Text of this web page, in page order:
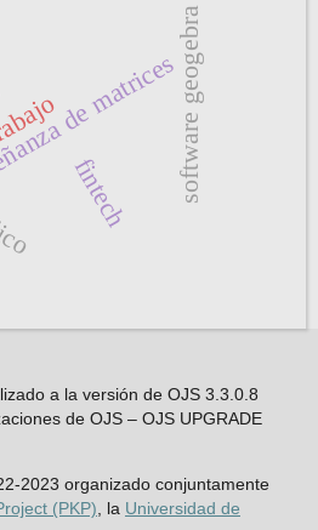
fintech
de matricessoftware geogebra
a la versión de OJS 3.3.0.8
de OJS – OJS UPGRADE
2023 organizado conjuntamente
(PKP) , la Universidad de